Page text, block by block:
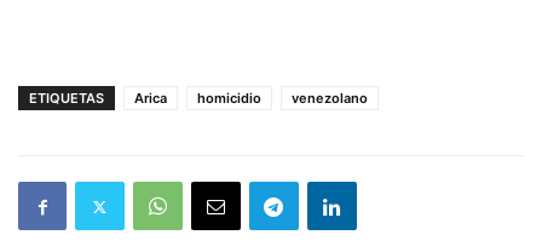
ETIQUETAS Arica homicidio venezolano